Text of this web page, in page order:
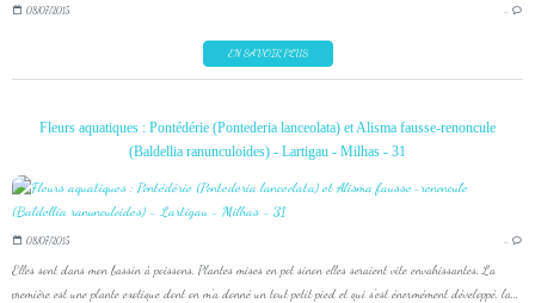
08/07/2015 …
EN SAVOIR PLUS
Fleurs aquatiques : Pontédérie (Pontederia lanceolata) et Alisma fausse-renoncule
(Baldellia ranunculoides) - Lartigau - Milhas - 31
08/07/2015 …
Elles sont dans mon bassin à poissons. Plantes mises en pot sinon elles seraient vite envahissantes. La
première est une plante exotique dont on m'a donné un tout petit pied et qui s'est énormément développé, la...